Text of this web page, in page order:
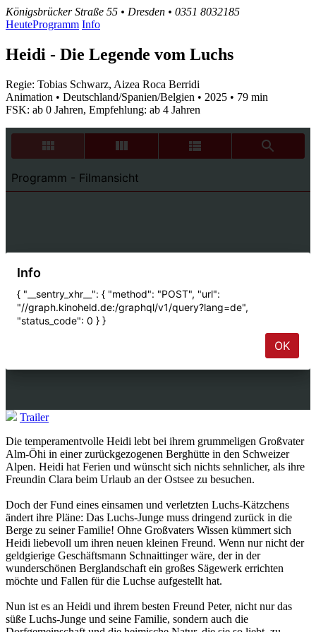
Königsbrücker Straße 55 • Dresden • 0351 8032185
HeuteProgramm Info
Heidi - Die Legende vom Luchs
Regie: Tobias Schwarz, Aizea Roca Berridi
Animation • Deutschland/Spanien/Belgien • 2025 • 79 min
FSK: ab 0 Jahren, Empfehlung: ab 4 Jahren
Trailer
Die temperamentvolle Heidi lebt bei ihrem grummeligen Großvater
Alm-Öhi in einer zurückgezogenen Berghütte in den Schweizer
Alpen. Heidi hat Ferien und wünscht sich nichts sehnlicher, als ihre
Freundin Clara beim Urlaub an der Ostsee zu besuchen.
Doch der Fund eines einsamen und verletzten Luchs-Kätzchens
ändert ihre Pläne: Das Luchs-Junge muss dringend zurück in die
Berge zu seiner Familie! Ohne Großvaters Wissen kümmert sich
Heidi liebevoll um ihren neuen kleinen Freund. Wenn nur nicht der
geldgierige Geschäftsmann Schnaittinger wäre, der in der
wunderschönen Berglandschaft ein großes Sägewerk errichten
möchte und Fallen für die Luchse aufgestellt hat.
Nun ist es an Heidi und ihrem besten Freund Peter, nicht nur das
süße Luchs-Junge und seine Familie, sondern auch die